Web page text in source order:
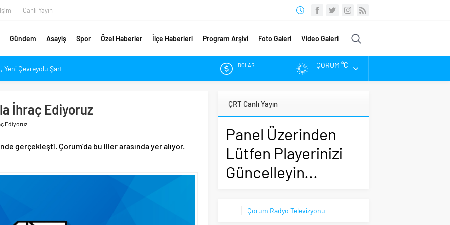
Canlı Yayın
Gündem Asayiş Spor Özel Haberler İlçe Haberleri Program Arşivi Foto Galeri Video Galeri
Yeni Çevreyolu Şart
Yükünü Hafifletmeliyiz
Rota Çorum mu, İstanbul mu?
Değerli Kaçıncı Stoperi Oldu?
Açıkladı
Denetlendi
DOLAR
ALTIN
BIST
ÇORUM °C
İhraç Ediyoruz
Ediyoruz
gerçekleşti. Çorum’da bu iller arasında yer alıyor.
ÇRT Canlı Yayın
Panel Üzerinden
Lütfen Playerinizi
Güncelleyin...
Çorum Radyo Televizyonu